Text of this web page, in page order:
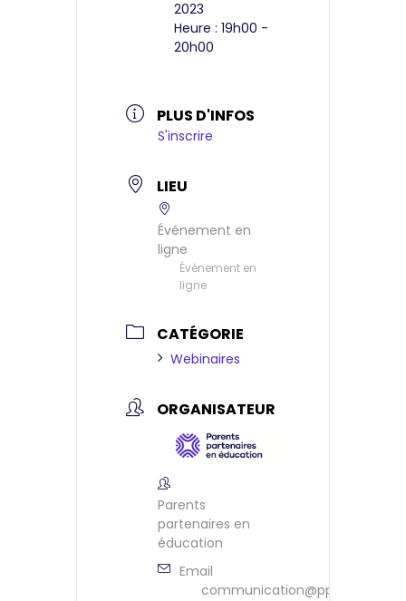
2023
Heure : 19h00 -
20h00
PLUS D'INFOS
S'inscrire
LIEU
Événement en
ligne
Événement en
ligne
CATÉGORIE
Webinaires
ORGANISATEUR
Parents
partenaires en
éducation
Email
communication@ppeontario.ca